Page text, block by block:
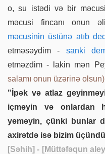
o, su istədi və bir
məcusi fincanı onun
məcusinin üstünə atıb
etməsəydim - sanki
etməzdim - lakin mən
salamı onun üzərinə olsun)
"İpək və atlaz
içməyin və onlardan
yeməyin, çünki bunlar
axirətdə isə bizim
[Səhih] - [Müttəfəqun